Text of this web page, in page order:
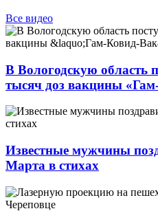
Все видео
В Вологодскую область
тысяч доз вакцины
Известные мужчины
Марта в стихах